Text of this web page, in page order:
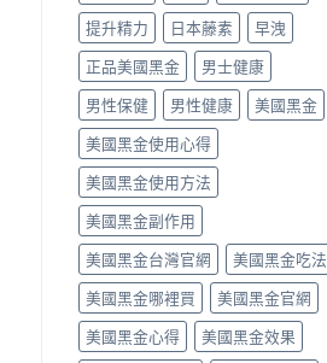
提升精力
日本藤素
早洩
正品美國黑金
男士健康
男性保健
男性健康
美國黑金
美國黑金使用心得
美國黑金使用方法
美國黑金副作用
美國黑金台灣官網
美國黑金吃法
美國黑金哪裡買
美國黑金官網
美國黑金心得
美國黑金效果